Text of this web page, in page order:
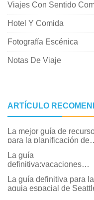
Viajes Con Sentido
Hotel Y Comida
Fotografía Escénica
Notas De Viaje
ARTÍCULO
La mejor guía de
para la planificación de
La guía
definitiva:vacaciones
Anaheim
La guía definitiva para la
aguja espacial de